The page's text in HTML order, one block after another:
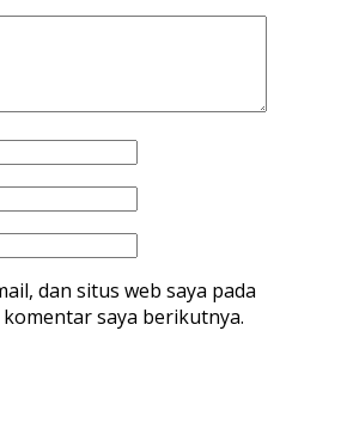
dan situs web saya pada
saya berikutnya.